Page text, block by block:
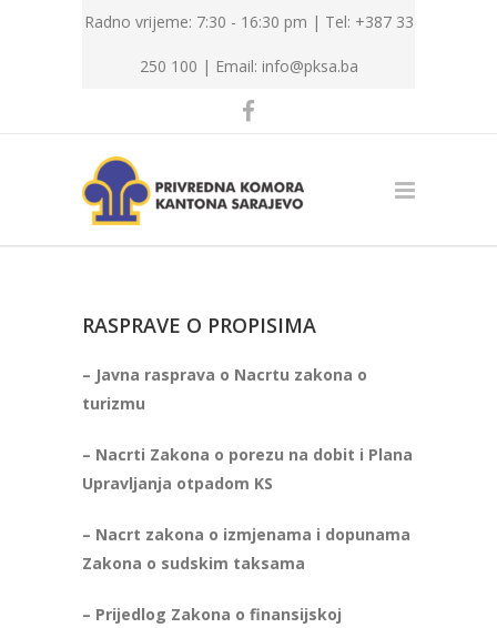
Radno vrijeme: 7:30 - 16:30 pm | Tel: +387 33
250 100 | Email: info@pksa.ba
RASPRAVE O PROPISIMA
– Javna rasprava o Nacrtu zakona o
turizmu
– Nacrti Zakona o porezu na dobit i Plana
Upravljanja otpadom KS
– Nacrt zakona o izmjenama i dopunama
Zakona o sudskim taksama
– Prijedlog Zakona o finansijskoj